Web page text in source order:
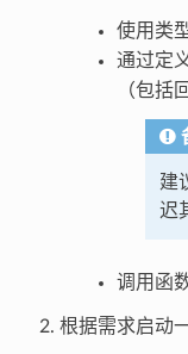
使用类
通过定
（包括
建
迟
调用函
根据需求启动